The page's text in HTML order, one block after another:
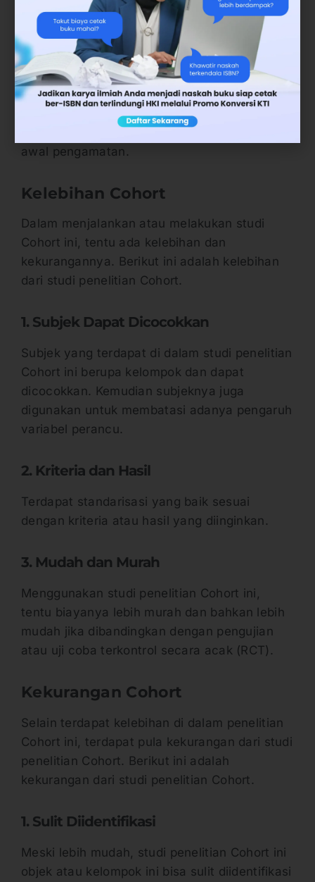
yang diperoleh melalui pencatatan data yang
lengkap dan dengan demikian, bentuk dari
penelitian cohort retrospektif ini hanya dapat
dilakukan apabila ada data mengenai faktor
risiko dan tercatat dengan baik sejak
terjadinya paparan pada populasi yang sama
dengan adanya efek yang ditemukan pada
awal pengamatan.
Kelebihan Cohort
Dalam menjalankan atau melakukan studi
Cohort ini, tentu ada kelebihan dan
kekurangannya. Berikut ini adalah kelebihan
dari studi penelitian Cohort.
1. Subjek Dapat Dicocokkan
Subjek yang terdapat di dalam studi penelitian
Cohort ini berupa kelompok dan dapat
dicocokkan. Kemudian subjeknya juga
digunakan untuk membatasi adanya pengaruh
variabel perancu.
2. Kriteria dan Hasil
Terdapat standarisasi yang baik sesuai
dengan kriteria atau hasil yang diinginkan.
3. Mudah dan Murah
Menggunakan studi penelitian Cohort ini,
tentu biayanya lebih murah dan bahkan lebih
mudah jika dibandingkan dengan pengujian
atau uji coba terkontrol secara acak (RCT).
Kekurangan Cohort
Selain terdapat kelebihan di dalam penelitian
Cohort ini, terdapat pula kekurangan dari studi
penelitian Cohort. Berikut ini adalah
kekurangan dari studi penelitian Cohort.
1. Sulit Diidentifikasi
Meski lebih mudah, studi penelitian Cohort ini
objek atau kelompok ini bisa sulit diidentifikasi